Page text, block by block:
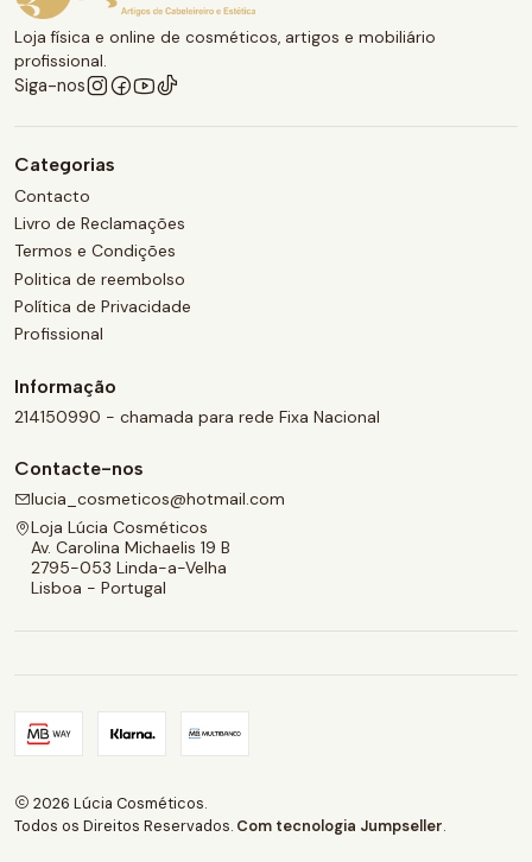
Loja física e online de cosméticos, artigos e mobiliário
profissional.
Siga-nos
Categorias
Contacto
Livro de Reclamações
Termos e Condições
Politica de reembolso
Política de Privacidade
Profissional
Informação
214150990 - chamada para rede Fixa Nacional
Contacte-nos
lucia_cosmeticos@hotmail.com
Loja Lúcia Cosméticos
Av. Carolina Michaelis 19 B
2795-053 Linda-a-Velha
Lisboa - Portugal
2026 Lúcia Cosméticos.
Todos os Direitos Reservados. Com tecnologia Jumpseller.